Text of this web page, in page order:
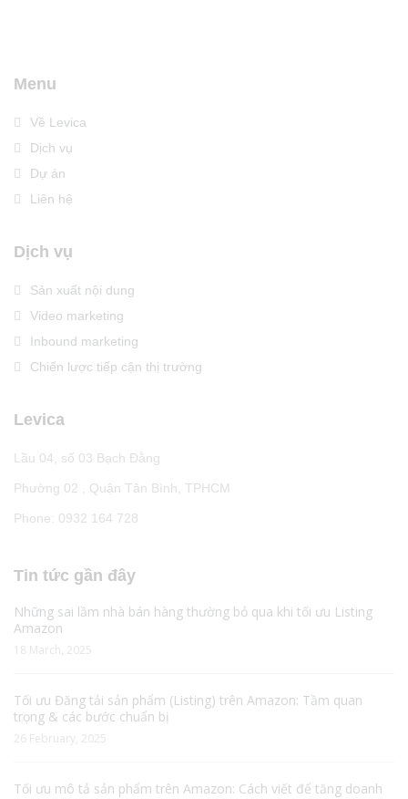
Menu
Về Levica
Dịch vụ
Dự án
Liên hệ
Dịch vụ
Sản xuất nội dung
Video marketing
Inbound marketing
Chiến lược tiếp cận thị trường
Levica
Lầu 04, số 03 Bạch Đằng
Phường 02 , Quận Tân Bình, TPHCM
Phone: 0932 164 728
Tin tức gần đây
Những sai lầm nhà bán hàng thường bỏ qua khi tối ưu Listing
Amazon
18 March, 2025
Tối ưu Đăng tải sản phẩm (Listing) trên Amazon: Tầm quan
trọng & các bước chuẩn bị
26 February, 2025
Tối ưu mô tả sản phẩm trên Amazon: Cách viết để tăng doanh